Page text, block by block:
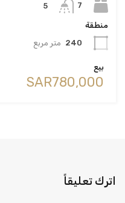
7
5
منطقة
240 متر مربع
بيع
‪SAR780,000
اترك تعليقاً